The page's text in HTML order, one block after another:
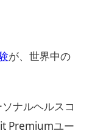
が、世界中の
ナルヘルスコ
Premiumユー